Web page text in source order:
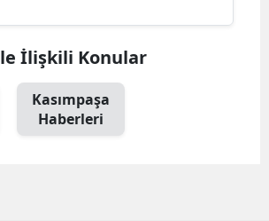
İlişkili Konular
Kasımpaşa
Haberleri